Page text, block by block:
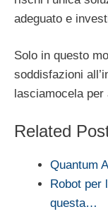
adeguato e
Solo in questo
soddisfazioni
lasciamocela
Related
Quantum
Robot per
questa…